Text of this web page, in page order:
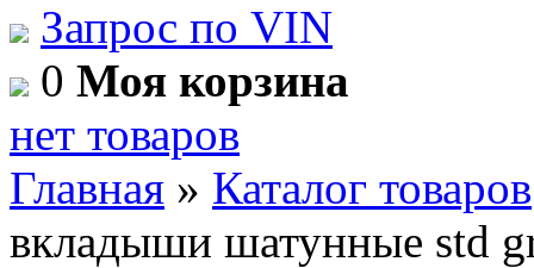
Запрос по VIN
0 Моя корзина
нет товаров
Главная » Каталог товаров
вкладыши шатунные std